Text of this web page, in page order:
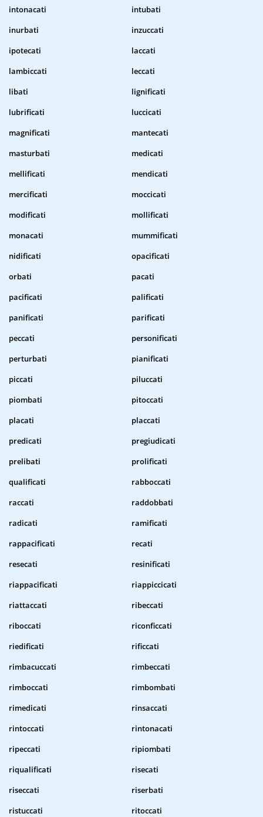
intonacati
intubati
inurbati
inzuccati
ipotecati
laccati
lambiccati
leccati
libati
lignificati
lubrificati
luccicati
magnificati
mantecati
masturbati
medicati
mellificati
mendicati
mercificati
moccicati
modificati
mollificati
monacati
mummificati
nidificati
opacificati
orbati
pacati
pacificati
palificati
panificati
parificati
peccati
personificati
perturbati
pianificati
piccati
piluccati
piombati
pitoccati
placati
placcati
predicati
pregiudicati
prelibati
prolificati
qualificati
rabboccati
raccati
raddobbati
radicati
ramificati
rappacificati
recati
resecati
resinificati
riappacificati
riappiccicati
riattaccati
ribeccati
riboccati
riconficcati
riedificati
rificcati
rimbacuccati
rimbeccati
rimboccati
rimbombati
rimedicati
rinsaccati
rintoccati
rintonacati
ripeccati
ripiombati
riqualificati
risecati
riseccati
riserbati
ristuccati
ritoccati